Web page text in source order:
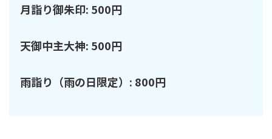
月詣り御朱印: 500円
天御中主大神: 500円
雨詣り（雨の日限定）: 800円